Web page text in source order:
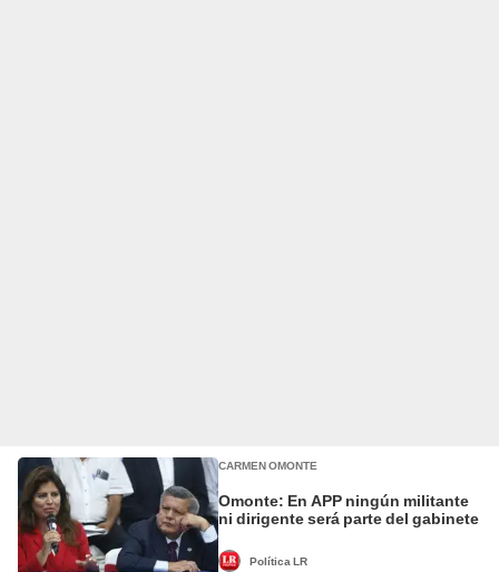
CARMEN OMONTE
Omonte: En APP ningún militante
ni dirigente será parte del gabinete
Política LR